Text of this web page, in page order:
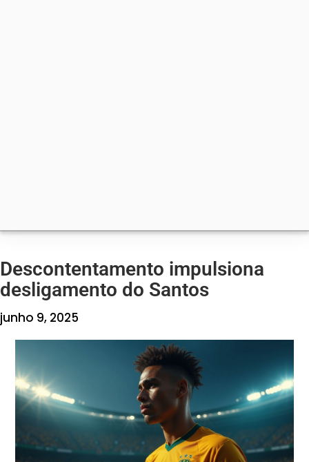
Descontentamento impulsiona
desligamento do Santos
junho 9, 2025